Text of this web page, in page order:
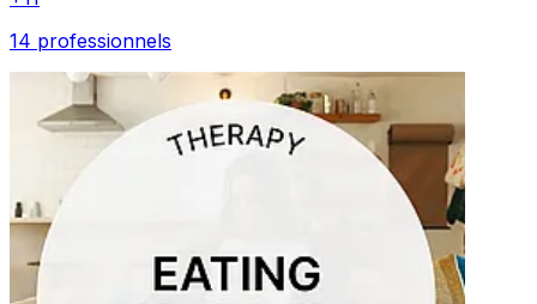
14 professionnels